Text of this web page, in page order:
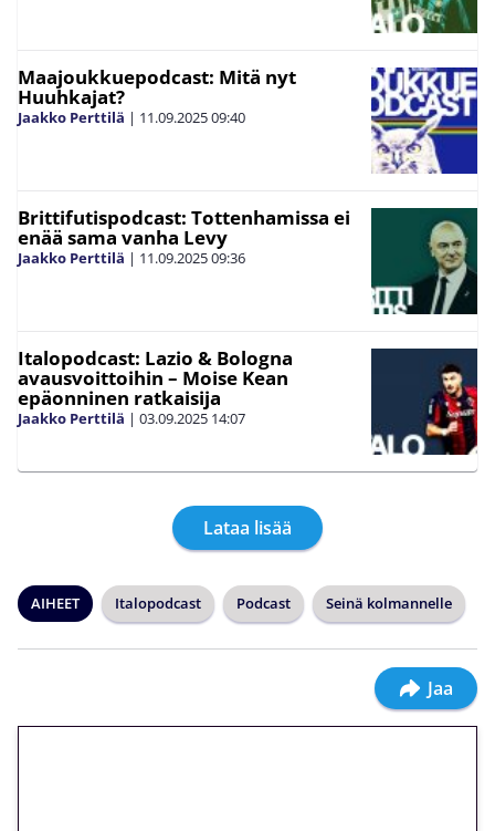
Maajoukkuepodcast: Mitä nyt
Huuhkajat?
Jaakko Perttilä | 11.09.202509:40
Brittifutispodcast: Tottenhamissa ei
enää sama vanha Levy
Jaakko Perttilä | 11.09.202509:36
Italopodcast: Lazio & Bologna
avausvoittoihin – Moise Kean
epäonninen ratkaisija
Jaakko Perttilä | 03.09.2025 14:07
Lataa lisää
AIHEET Italopodcast Podcast Seinä kolmannelle
Jaa